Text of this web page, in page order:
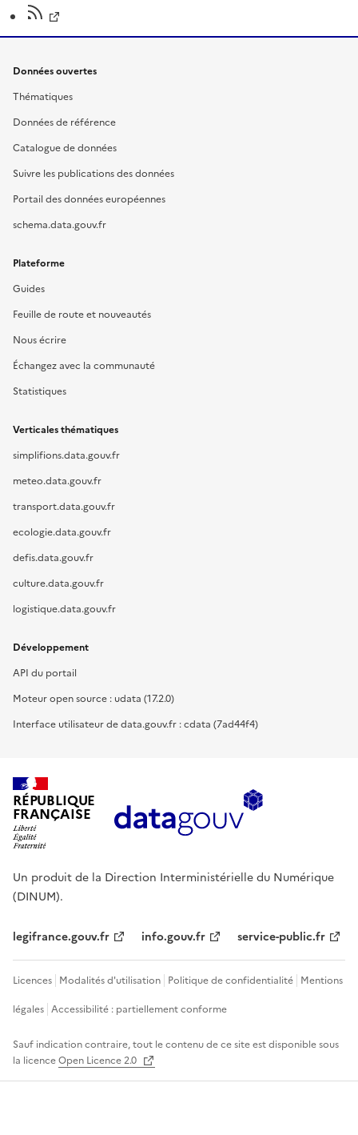
Données ouvertes
Thématiques
Données de référence
Catalogue de données
Suivre les publications des données
Portail des données européennes
schema.data.gouv.fr
Plateforme
Guides
Feuille de route et nouveautés
Nous écrire
Échangez avec la communauté
Statistiques
Verticales thématiques
simplifions.data.gouv.fr
meteo.data.gouv.fr
transport.data.gouv.fr
ecologie.data.gouv.fr
defis.data.gouv.fr
culture.data.gouv.fr
logistique.data.gouv.fr
Développement
API du portail
Moteur open source : udata (17.2.0)
Interface utilisateur de data.gouv.fr : cdata (7ad44f4)
RÉPUBLIQUE
FRANÇAISE
Un produit de la Direction Interministérielle du Numérique
(DINUM).
legifrance.gouv.fr info.gouv.fr service-public.fr
Licences Modalités d'utilisation Politique de confidentialité Mentions
légales Accessibilité : partiellement conforme
Sauf indication contraire, tout le contenu de ce site est disponible sous
la licenceOpen Licence 2.0